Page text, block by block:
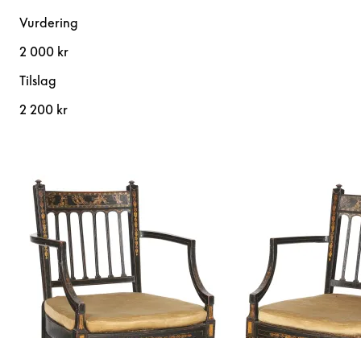
Vurdering
2 000 kr
Tilslag
2 200 kr